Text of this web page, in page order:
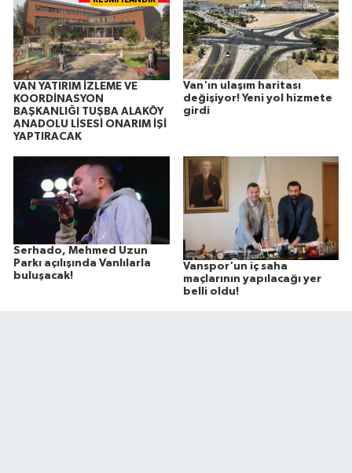
VAN YATIRIM İZLEME VE
KOORDİNASYON
BAŞKANLIĞI TUŞBA ALAKÖY
ANADOLU LİSESİ ONARIM İŞİ
YAPTIRACAK
Van'ın ulaşım haritası
değişiyor! Yeni yol hizmete
girdi
Serhado, Mehmed Uzun
Parkı açılışında Vanlılarla
buluşacak!
Vanspor'un iç saha
maçlarının yapılacağı yer
belli oldu!